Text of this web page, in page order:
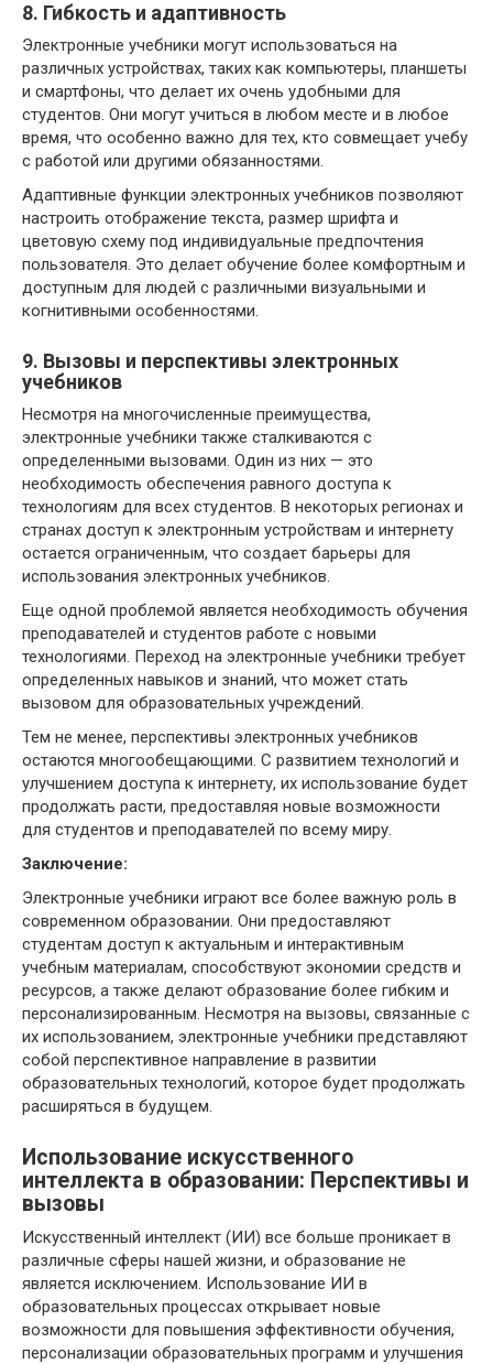
8. Гибкость и адаптивность
Электронные учебники могут использоваться на
различных устройствах, таких как компьютеры, планшеты
и смартфоны, что делает их очень удобными для
студентов. Они могут учиться в любом месте и в любое
время, что особенно важно для тех, кто совмещает учебу
с работой или другими обязанностями.
Адаптивные функции электронных учебников позволяют
настроить отображение текста, размер шрифта и
цветовую схему под индивидуальные предпочтения
пользователя. Это делает обучение более комфортным и
доступным для людей с различными визуальными и
когнитивными особенностями.
9. Вызовы и перспективы электронных
учебников
Несмотря на многочисленные преимущества,
электронные учебники также сталкиваются с
определенными вызовами. Один из них — это
необходимость обеспечения равного доступа к
технологиям для всех студентов. В некоторых регионах и
странах доступ к электронным устройствам и интернету
остается ограниченным, что создает барьеры для
использования электронных учебников.
Еще одной проблемой является необходимость обучения
преподавателей и студентов работе с новыми
технологиями. Переход на электронные учебники требует
определенных навыков и знаний, что может стать
вызовом для образовательных учреждений.
Тем не менее, перспективы электронных учебников
остаются многообещающими. С развитием технологий и
улучшением доступа к интернету, их использование будет
продолжать расти, предоставляя новые возможности
для студентов и преподавателей по всему миру.
Заключение:
Электронные учебники играют все более важную роль в
современном образовании. Они предоставляют
студентам доступ к актуальным и интерактивным
учебным материалам, способствуют экономии средств и
ресурсов, а также делают образование более гибким и
персонализированным. Несмотря на вызовы, связанные с
их использованием, электронные учебники представляют
собой перспективное направление в развитии
образовательных технологий, которое будет продолжать
расширяться в будущем.
Использование искусственного
интеллекта в образовании: Перспективы и
вызовы
Искусственный интеллект (ИИ) все больше проникает в
различные сферы нашей жизни, и образование не
является исключением. Использование ИИ в
образовательных процессах открывает новые
возможности для повышения эффективности обучения,
персонализации образовательных программ и улучшения